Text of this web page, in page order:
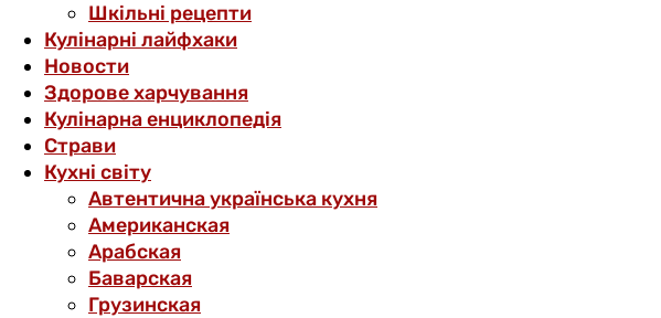
Шкільні рецепти
Кулінарні лайфхаки
Новости
Здорове харчування
Кулінарна енциклопедія
Страви
Кухні світу
Автентична українська кухня
Американская
Арабская
Баварская
Грузинская